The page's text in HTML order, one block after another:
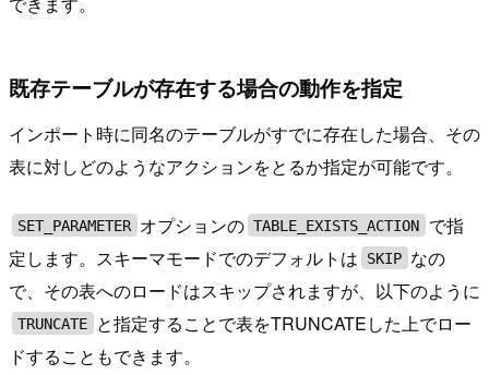
既存テーブルが存在する場合の動作を指定
インポート時に同名のテーブルがすでに存在した場合、その
表に対しどのようなアクションをとるか指定が可能です。
SET_PARAMETER オプションの TABLE_EXISTS_ACTION
で指
定します。スキーマモードでのデフォルトは
SKIP なの
で、その表へのロードはスキップされますが、以下のように
TRUNCATE
と指定することで表をTRUNCATEした上でロー
ドすることもできます。